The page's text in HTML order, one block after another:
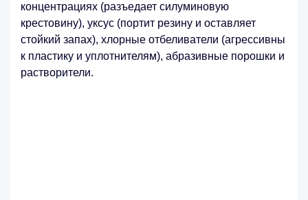
концентрациях (разъедает силуминовую
крестовину), уксус (портит резину и оставляет
стойкий запах), хлорные отбеливатели (агрессивны
к пластику и уплотнителям), абразивные порошки и
растворители.